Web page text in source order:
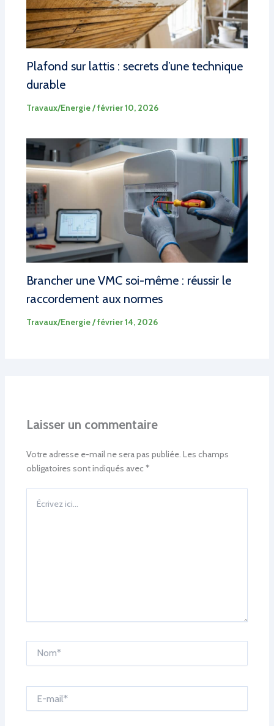
Plafond sur lattis : secrets d’une technique
durable
Travaux/Energie/février 10, 2026
Brancher une VMC soi-même : réussir le
raccordement aux normes
Travaux/Energie/février 14, 2026
Laisser un commentaire
Votre adresse e-mail ne sera pas publiée. Les champs
obligatoires sont indiqués avec *
ici…
mail*